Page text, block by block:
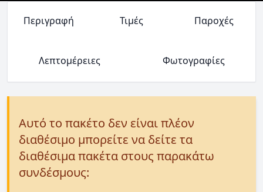
Περιγραφή Τιμές Παροχές
Λεπτομέρειες Φωτογραφίες
Αυτό το πακέτο δεν είναι πλέον
διαθέσιμο μπορείτε να δείτε τα
διαθέσιμα πακέτα στους παρακάτω
συνδέσμους: